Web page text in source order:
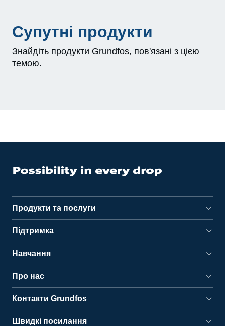
Супутні продукти
Знайдіть продукти Grundfos, пов'язані з цією
темою.
Продукти та послуги
Підтримка
Навчання
Про нас
Контакти Grundfos
Швидкі посилання